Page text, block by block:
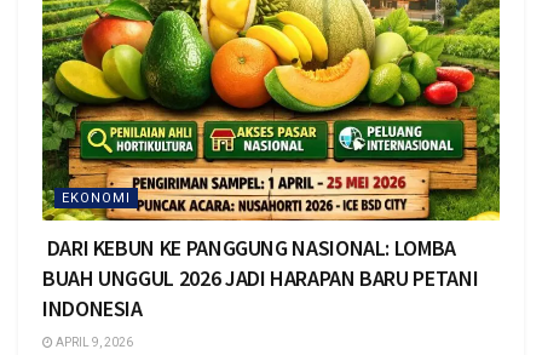
EKONOMI
DARI KEBUN KE PANGGUNG NASIONAL: LOMBA
BUAH UNGGUL 2026 JADI HARAPAN BARU PETANI
INDONESIA
APRIL 9, 2026